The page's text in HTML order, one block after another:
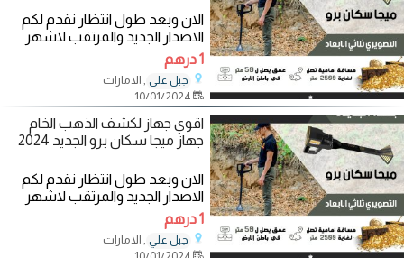
الان وبعد طول انتظار نقدم لكم
الاصدار الجديد والمرتقب لاشهر
اجهزة كشف الذهب والمعادن
والكنوز
1 درهم
جبل علي , الامارات
اقوي جهاز لكشف الذهب الخام
جهاز ميجا سكان برو الجديد 2024
الان وبعد طول انتظار نقدم لكم
الاصدار الجديد والمرتقب لاشهر
اجهزة كشف الذهب والمعادن
والكنوز
1 درهم
جبل علي , الامارات